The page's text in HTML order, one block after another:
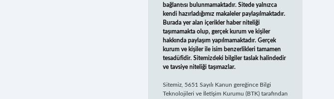
bağlantısı bulunmamaktadır. Sitede yalnızca
kendi hazırladığımız makaleler paylaşılmaktadır.
Burada yer alan içerikler haber niteliği
taşımamakta olup, gerçek kurum ve kişiler
hakkında paylaşım yapılmamaktadır. Gerçek
kurum ve kişiler ile isim benzerlikleri tamamen
tesadüfidir. Sitemizdeki bilgiler taslak halindedir
ve tavsiye niteliği taşımazlar.
Sitemiz, 5651 Sayılı Kanun gereğince Bilgi
Teknolojileri ve İletişim Kurumu (BTK) tarafından